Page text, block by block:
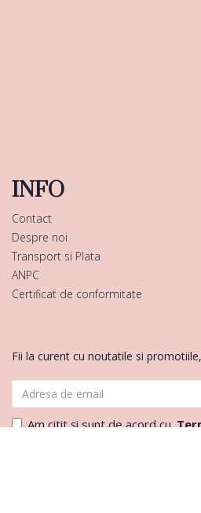
INFO
Contact
Despre noi
Transport si Plata
ANPC
Certificat de conformitate
Fii la curent cu noutatile si
Am citit şi sunt de acord cu